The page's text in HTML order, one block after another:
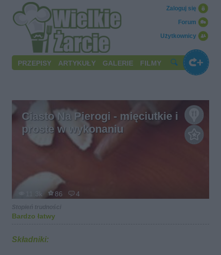
Użytkownicy
Forum
Zaloguj się
PRZEPISY ARTYKUŁY GALERIE FILMY
Ciasto Na Pierogi - mięciutkie i
proste w wykonaniu
11.3k 86 4
Bardzo łatwy
Składniki: